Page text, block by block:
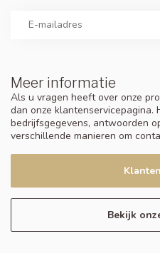
Meer informatie
Als u vragen heeft over onze
dan onze klantenservicepagina.
bedrijfsgegevens, antwoorden
verschillende manieren om
Bekijk